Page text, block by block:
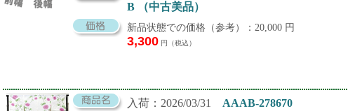
B （中古美品）
新品状態での価格（参考）：20,000 円
3,300 円（税込）
入荷：2026/03/31
AAAB-278670